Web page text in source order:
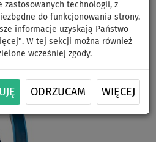
zastosowanych technologii, z
do funkcjonowania strony.
informacje uzyskają Państwo
W tej sekcji można również
wcześniej zgody.
ODRZUCAM WIĘCEJ
Next